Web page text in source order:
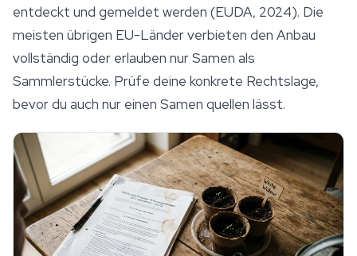
entdeckt und gemeldet werden (EUDA, 2024). Die
meisten übrigen EU-Länder verbieten den Anbau
vollständig oder erlauben nur Samen als
Sammlerstücke. Prüfe deine konkrete Rechtslage,
bevor du auch nur einen Samen quellen lässt.